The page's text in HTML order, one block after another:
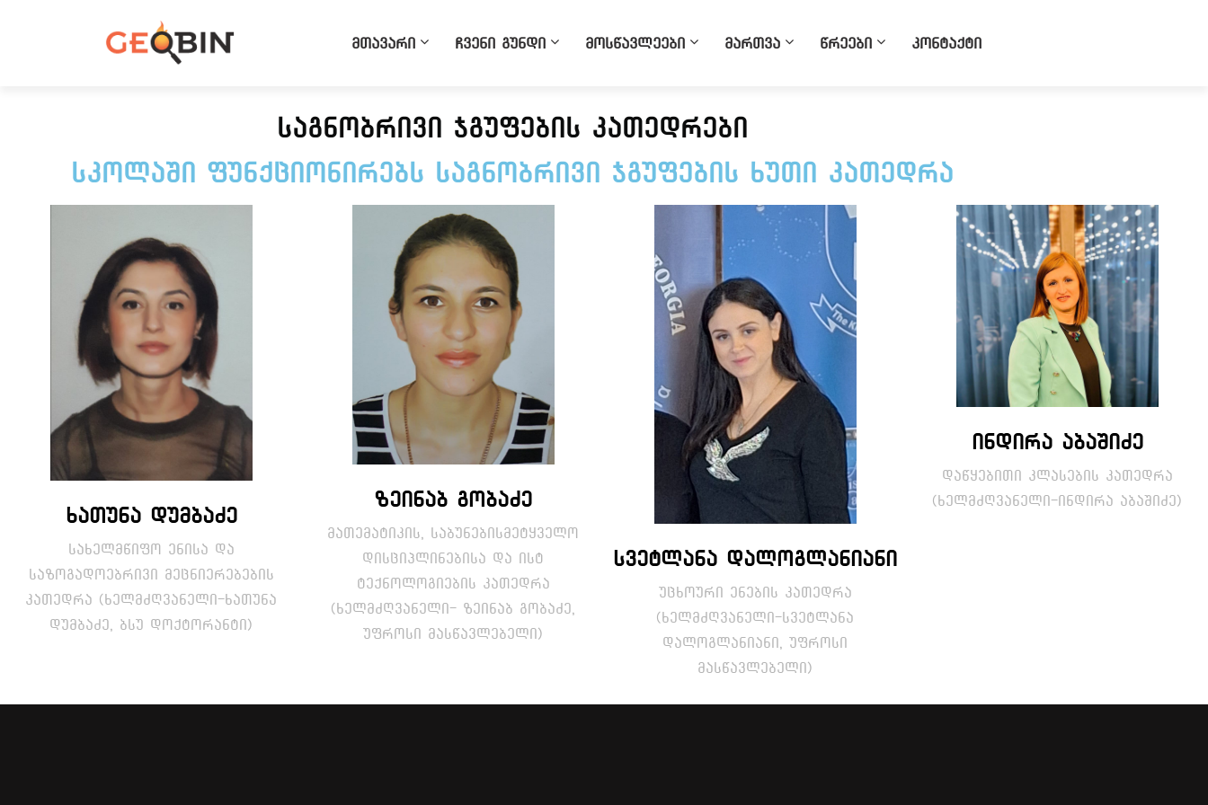
მთავარი ჩვენი გუნდი მოსწავლეები მართვა წრეები კონტაქტი
საგნობრივი ჯგუფების კათედრები
სკოლაში ფუნქციონირებს საგნობრივი ჯგუფების ხუთი კათედრა
ხათუნა დუმბაძე
სახელმწიფო ენისა და
საზოგადოებრივი მეცნიერებების
კათედრა (ხელმძღვანელი-ხათუნა
დუმბაძე, ბსუ დოქტორანტი)
ზეინაბ გობაძე
მათემატიკის, საბუნებისმეტყველო
დისციპლინებისა და ისტ
ტექნოლოგიების კათედრა
(ხელმძღვანელი- ზეინაბ გობაძე,
უფროსი მასწავლებელი)
სვეტლანა დალოგლანიანი
უცხოური ენების კათედრა
(ხელმძღვანელი-სვეტლანა
დალოგლანიანი, უფროსი
მასწავლებელი)
ინდირა აბაშიძე
დაწყებითი კლასების კათედრა
(ხელმძღვანელი-ინდირა აბაშიძე)